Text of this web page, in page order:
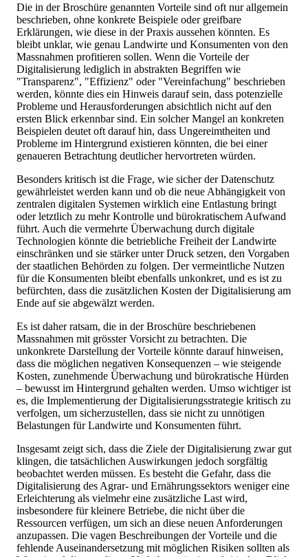
Die in der Broschüre genannten Vorteile sind oft nur allgemein
beschrieben, ohne konkrete Beispiele oder greifbare
Erklärungen, wie diese in der Praxis aussehen könnten. Es
bleibt unklar, wie genau Landwirte und Konsumenten von den
Massnahmen profitieren sollen. Wenn die Vorteile der
Digitalisierung lediglich in abstrakten Begriffen wie
"Transparenz", "Effizienz" oder "Vereinfachung" beschrieben
werden, könnte dies ein Hinweis darauf sein, dass potenzielle
Probleme und Herausforderungen absichtlich nicht auf den
ersten Blick erkennbar sind. Ein solcher Mangel an konkreten
Beispielen deutet oft darauf hin, dass Ungereimtheiten und
Probleme im Hintergrund existieren könnten, die bei einer
genaueren Betrachtung deutlicher hervortreten würden.
Besonders kritisch ist die Frage, wie sicher der Datenschutz
gewährleistet werden kann und ob die neue Abhängigkeit von
zentralen digitalen Systemen wirklich eine Entlastung bringt
oder letztlich zu mehr Kontrolle und bürokratischem Aufwand
führt. Auch die vermehrte Überwachung durch digitale
Technologien könnte die betriebliche Freiheit der Landwirte
einschränken und sie stärker unter Druck setzen, den Vorgaben
der staatlichen Behörden zu folgen. Der vermeintliche Nutzen
für die Konsumenten bleibt ebenfalls unkonkret, und es ist zu
befürchten, dass die zusätzlichen Kosten der Digitalisierung am
Ende auf sie abgewälzt werden.
Es ist daher ratsam, die in der Broschüre beschriebenen
Massnahmen mit grösster Vorsicht zu betrachten. Die
unkonkrete Darstellung der Vorteile könnte darauf hinweisen,
dass die möglichen negativen Konsequenzen – wie steigende
Kosten, zunehmende Überwachung und bürokratische Hürden
– bewusst im Hintergrund gehalten werden. Umso wichtiger ist
es, die Implementierung der Digitalisierungsstrategie kritisch zu
verfolgen, um sicherzustellen, dass sie nicht zu unnötigen
Belastungen für Landwirte und Konsumenten führt.
Insgesamt zeigt sich, dass die Ziele der Digitalisierung zwar gut
klingen, die tatsächlichen Auswirkungen jedoch sorgfältig
beobachtet werden müssen. Es besteht die Gefahr, dass die
Digitalisierung des Agrar- und Ernährungssektors weniger eine
Erleichterung als vielmehr eine zusätzliche Last wird,
insbesondere für kleinere Betriebe, die nicht über die
Ressourcen verfügen, um sich an diese neuen Anforderungen
anzupassen. Die vagen Beschreibungen der Vorteile und die
fehlende Auseinandersetzung mit möglichen Risiken sollten als